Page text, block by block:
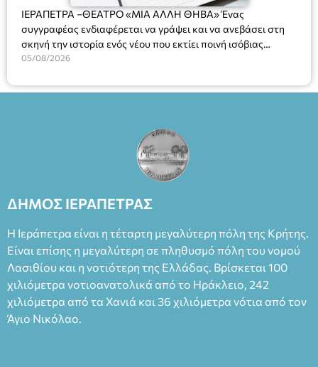
ΙΕΡΑΠΕΤΡΑ –ΘΕΑΤΡΟ «ΜΙΑ ΑΛΛΗ ΘΗΒΑ» Ένας
συγγραφέας ενδιαφέρεται να γράψει και να ανεβάσει στη
σκηνή την ιστορία ενός νέου που εκτίει ποινή ισόβιας
κάθειρξης για πατροκτονία. Ένα πολυβραβευμένο έργο για
ασθένεια, τον ερωτισμό. Ένα έργο αινιγματικό, συγκινητικό,
έργο, ενώ η παράσταση έχει καθιερωθεί ως σημαντικό
θεατρικό γεγονός χάρη στις εξαιρετικές ερμηνείες του
Θάνου Λέκκα στον ρόλο του Συγγραφέα και του Δημήτρη
Καπουράνη, νικητή του βραβείου Δημήτρης Χορν 2022-
Φεδερίκο. Σκηνοθεσία: Βαγγέλης Θεοδωρόπουλος Είσοδος: :
άνω των 65 Προπώληση: Βιβλιοπωλείο Πάπυρος (Πλατεία
Πλαστήρα), E&G Mini market (Δημοκρατίας 39 Ιεράπετρα)
και στο more.com Χώρος: 3ο Γυμνάσιο Ιεράπετρας
(Είσοδος ΕΠΑ.Λ.) Έναρξη 21:15 Οργάνωση: ΚΝΩΣΟΣ
ΘΕΑΤΡΙΚΕΣ ΠΑΡΑΓΩΓΕΣ ΕΕ
05/08/2026
ΔΗΜΟΣ ΙΕΡΑΠΕΤΡΑΣ
Η Ιεράπετρα είναι η τέταρτη μεγαλύτερη πόλη της Κρήτης.
Είναι επίσης η μεγαλύτερη σε πληθυσμό πόλη του νομού
Λασιθίου και η νοτιότερη της Ελλάδας. Βρίσκεται 100
χιλιόμετρα νοτιοανατολικά από το Ηράκλειο, 242
χιλιόμετρα από τα Χανιά και 36 χιλιόμετρα νότια από τον
Άγιο Νικόλαο.